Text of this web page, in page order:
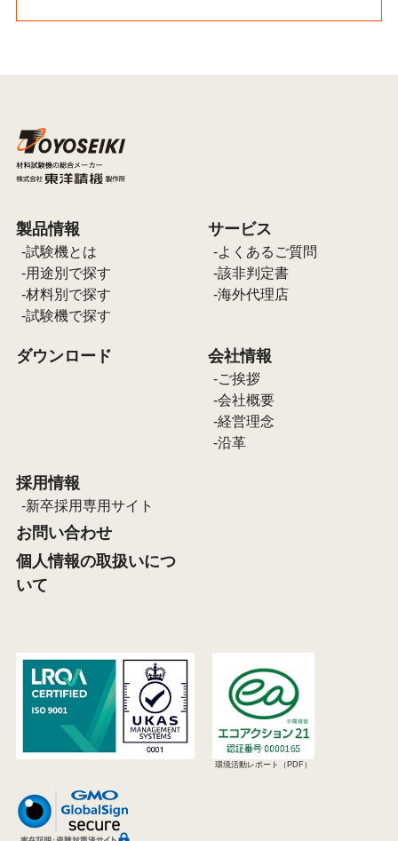
製品情報
試験機とは
用途別で探す
材料別で探す
試験機で探す
サービス
よくあるご質問
該非判定書
海外代理店
ダウンロード 会社情報
ご挨拶
会社概要
経営理念
沿革
採用情報
新卒採用専用サイト
お問い合わせ
個人情報の取扱いにつ
いて
環境活動レポート（PDF）